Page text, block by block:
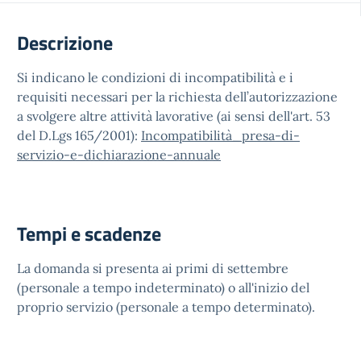
Descrizione
Si indicano le condizioni di incompatibilità e i
requisiti necessari per la richiesta dell’autorizzazione
a svolgere altre attività lavorative (ai sensi dell'art. 53
del D.Lgs 165/2001): Incompatibilità_presa-di-
servizio-e-dichiarazione-annuale
Tempi e scadenze
La domanda si presenta ai primi di settembre
(personale a tempo indeterminato) o all'inizio del
proprio servizio (personale a tempo determinato).